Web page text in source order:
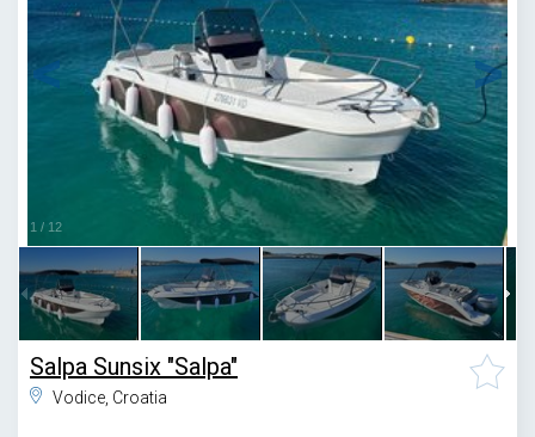
1 / 12
Salpa Sunsix "Salpa"
Vodice, Croatia